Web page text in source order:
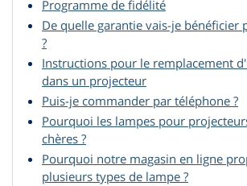
Programme de fidélité
De quelle garantie vais-je bénéficier
?
Instructions pour le remplacement
dans un projecteur
Puis-je commander par téléphone ?
Pourquoi les lampes pour
chères ?
Pourquoi notre magasin en ligne
plusieurs types de lampe ?